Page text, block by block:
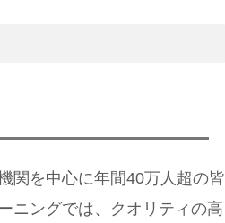
関を中心に年間40万人超の皆
ニングでは、クオリティの高